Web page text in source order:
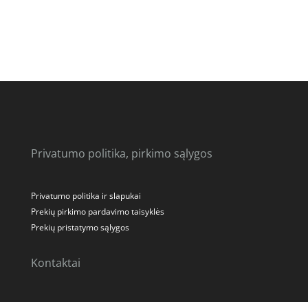
Privatumo politika, pirkimo sąlygos
Privatumo politika ir slapukai
Prekių pirkimo pardavimo taisyklės
Prekių pristatymo sąlygos
Kontaktai